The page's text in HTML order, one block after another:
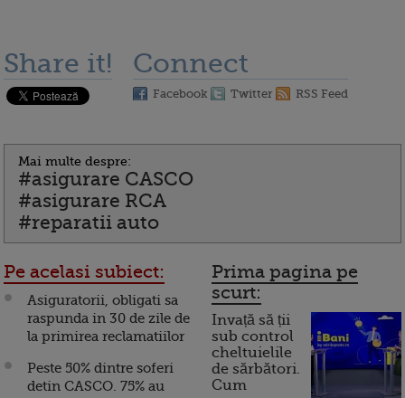
Share it! Connect
Facebook Twitter RSS Feed
Mai multe despre:
#asigurare CASCO
#asigurare RCA
#reparatii auto
Pe acelasi subiect:
Asiguratorii, obligati sa
raspunda in 30 de zile de
la primirea reclamatiilor
Peste 50% dintre soferi
detin CASCO. 75% au
Prima pagina pe
scurt:
Invață să ții
sub control
cheltuielile
de sărbători.
Cum